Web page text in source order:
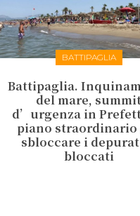
BATTIPAGLIA
Battipaglia.
del mare,
d’urgenza in
piano straordinario
sbloccare i
bloccati